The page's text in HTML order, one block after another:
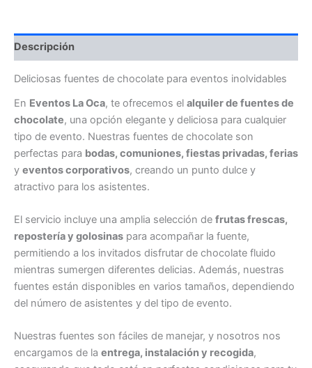
Descripción
Deliciosas fuentes de chocolate para eventos inolvidables
En Eventos La Oca, te ofrecemos el alquiler de fuentes de
chocolate, una opción elegante y deliciosa para cualquier
tipo de evento. Nuestras fuentes de chocolate son
perfectas para bodas, comuniones, fiestas privadas, ferias
y eventos corporativos, creando un punto dulce y
atractivo para los asistentes.
El servicio incluye una amplia selección de frutas frescas,
repostería y golosinas para acompañar la fuente,
permitiendo a los invitados disfrutar de chocolate fluido
mientras sumergen diferentes delicias. Además, nuestras
fuentes están disponibles en varios tamaños, dependiendo
del número de asistentes y del tipo de evento.
Nuestras fuentes son fáciles de manejar, y nosotros nos
encargamos de la entrega, instalación y recogida,